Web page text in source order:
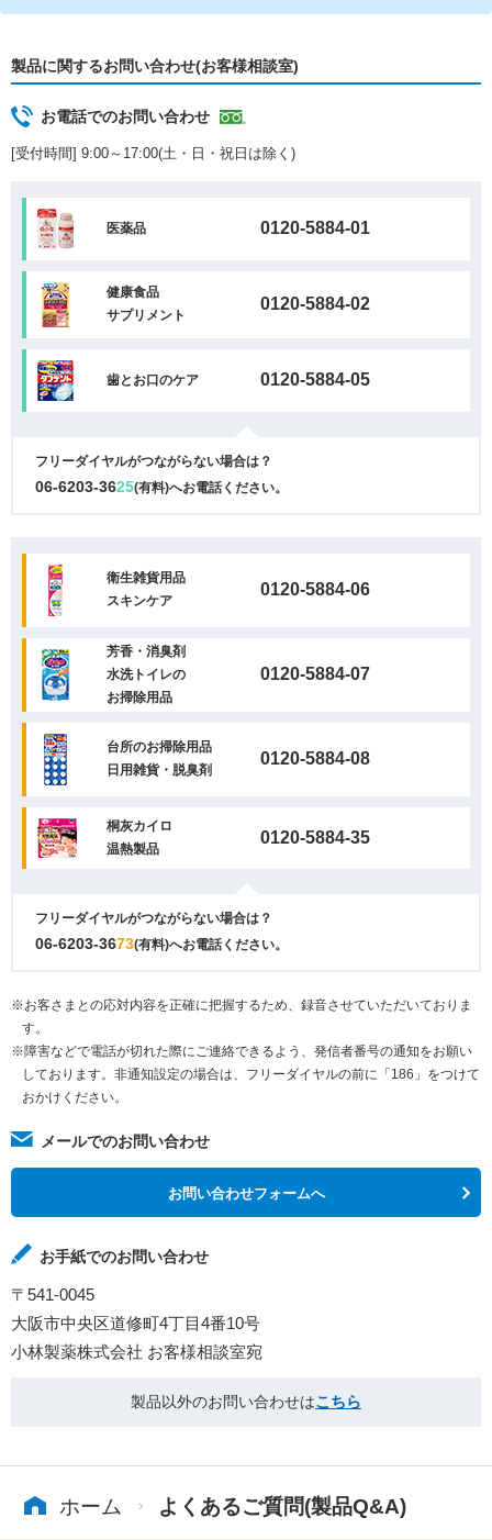
製品に関するお問い合わせ(お客様相談室)
お電話でのお問い合わせ
[受付時間] 9:00～17:00(土・日・祝日は除く)
医薬品 0120-5884-01
健康食品
サプリメント
0120-5884-02
歯とお口のケア 0120-5884-05
フリーダイヤルがつながらない場合は？
06-6203-3625(有料)へお電話ください。
衛生雑貨用品
スキンケア
0120-5884-06
芳香・消臭剤
水洗トイレの
お掃除用品
0120-5884-07
台所のお掃除用品
日用雑貨・脱臭剤
0120-5884-08
桐灰カイロ
温熱製品
0120-5884-35
フリーダイヤルがつながらない場合は？
06-6203-3673(有料)へお電話ください。
※お客さまとの応対内容を正確に把握するため、録音させていただいておりま
す。
※障害などで電話が切れた際にご連絡できるよう、発信者番号の通知をお願い
しております。非通知設定の場合は、フリーダイヤルの前に「186」をつけて
おかけください。
メールでのお問い合わせ
お問い合わせフォームへ
お手紙でのお問い合わせ
〒541-0045
大阪市中央区道修町4丁目4番10号
小林製薬株式会社 お客様相談室宛
製品以外のお問い合わせはこちら
ホーム よくあるご質問(製品Q&A)